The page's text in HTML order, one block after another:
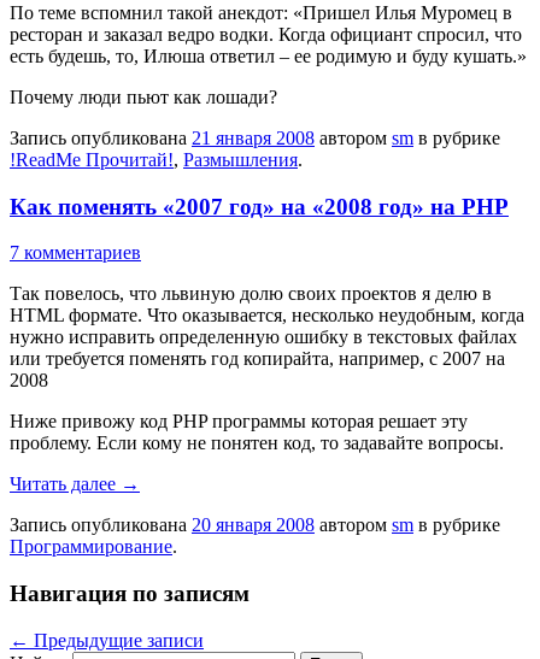
По теме вспомнил такой анекдот: «Пришел Илья Муромец в
ресторан и заказал ведро водки. Когда официант спросил, что
есть будешь, то, Илюша ответил – ее родимую и буду кушать.»
Почему люди пьют как лошади?
Запись опубликована 21 января 2008 автором sm в рубрике
!ReadMe Прочитай!, Размышления.
Как поменять «2007 год» на «2008 год» на PHP
7 комментариев
Так повелось, что львиную долю своих проектов я делю в
HTML формате. Что оказывается, несколько неудобным, когда
нужно исправить определенную ошибку в текстовых файлах
или требуется поменять год копирайта, например, с 2007 на
2008
Ниже привожу код PHP программы которая решает эту
проблему. Если кому не понятен код, то задавайте вопросы.
Читать далее →
Запись опубликована 20 января 2008 автором sm в рубрике
Программирование.
Навигация по записям
← Предыдущие записи